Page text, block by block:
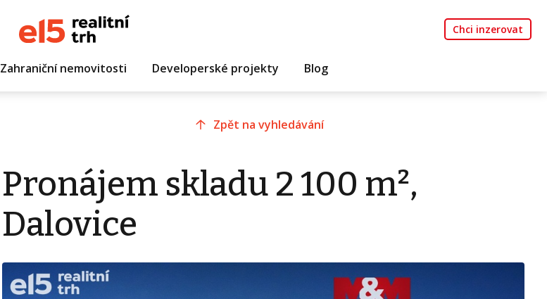
Chci inzerovat
Zahraniční nemovitosti Developerské projekty Blog
Zpět na vyhledávání
Pronájem skladu 2 100 m²,
Dalovice